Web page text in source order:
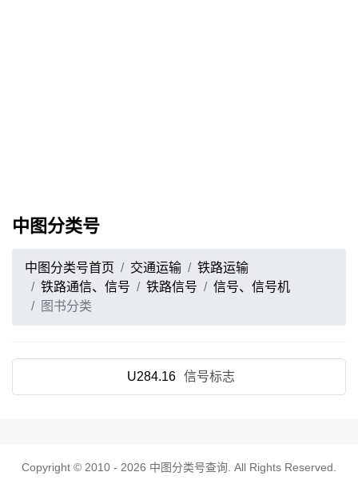
中图分类号
中图分类号首页 交通运输
铁路运输
铁路通信、信号
铁路信号
信号、信号机
图书分类
U284.16 信号标志
Copyright © 2010 - 2026 中图分类号查询 . All Rights Reserved.